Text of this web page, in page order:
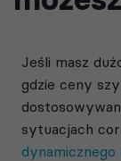
Jeśli masz
gdzie ceny
sytuacjach
dynamicznego